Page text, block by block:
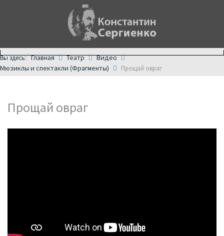
Вы здесь:Главная Театр
Видео
Мюзиклы и спектакли (Фрагменты)
Прощай овраг
Прощай овраг